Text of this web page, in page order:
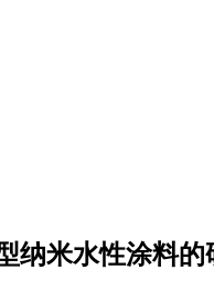
纳米水性涂料的